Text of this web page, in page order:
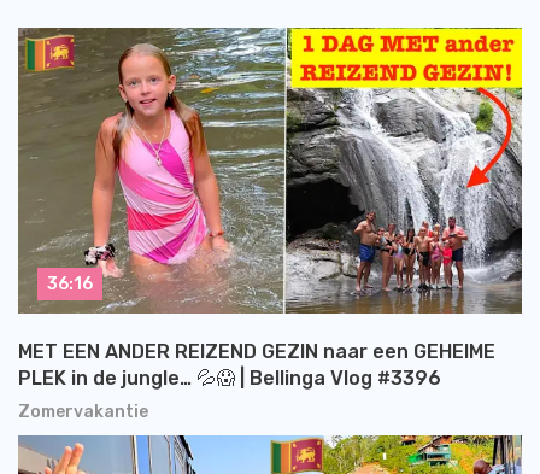
Zomervakantie
MET EEN ANDER REIZEND GEZIN naar een GEHEIME
PLEK in de jungle… 💦😱 | Bellinga Vlog #3396
36:16